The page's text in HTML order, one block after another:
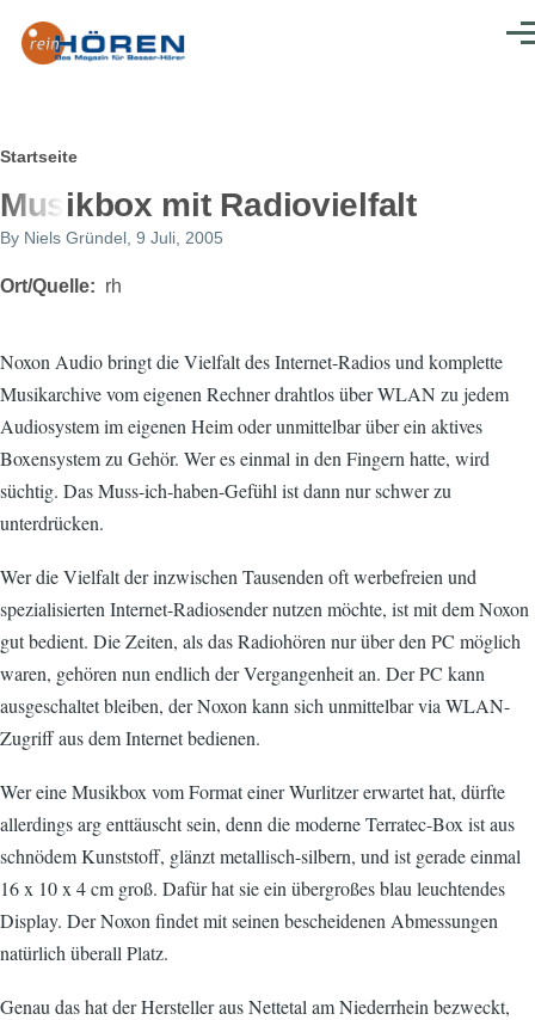
Pfadnavigation
Startseite
Musikbox mit Radiovielfalt
By Niels Gründel , 9 Juli, 2005
Ort/Quelle rh
Noxon Audio bringt die Vielfalt des Internet-Radios und komplette
Musikarchive vom eigenen Rechner drahtlos über WLAN zu jedem
Audiosystem im eigenen Heim oder unmittelbar über ein aktives
Boxensystem zu Gehör. Wer es einmal in den Fingern hatte, wird
süchtig. Das Muss-ich-haben-Gefühl ist dann nur schwer zu
unterdrücken.
Wer die Vielfalt der inzwischen Tausenden oft werbefreien und
spezialisierten Internet-Radiosender nutzen möchte, ist mit dem Noxon
gut bedient. Die Zeiten, als das Radiohören nur über den PC möglich
waren, gehören nun endlich der Vergangenheit an. Der PC kann
ausgeschaltet bleiben, der Noxon kann sich unmittelbar via WLAN-
Zugriff aus dem Internet bedienen.
Wer eine Musikbox vom Format einer Wurlitzer erwartet hat, dürfte
allerdings arg enttäuscht sein, denn die moderne Terratec-Box ist aus
schnödem Kunststoff, glänzt metallisch-silbern, und ist gerade einmal
16 x 10 x 4 cm groß. Dafür hat sie ein übergroßes blau leuchtendes
Display. Der Noxon findet mit seinen bescheidenen Abmessungen
natürlich überall Platz.
Genau das hat der Hersteller aus Nettetal am Niederrhein bezweckt,